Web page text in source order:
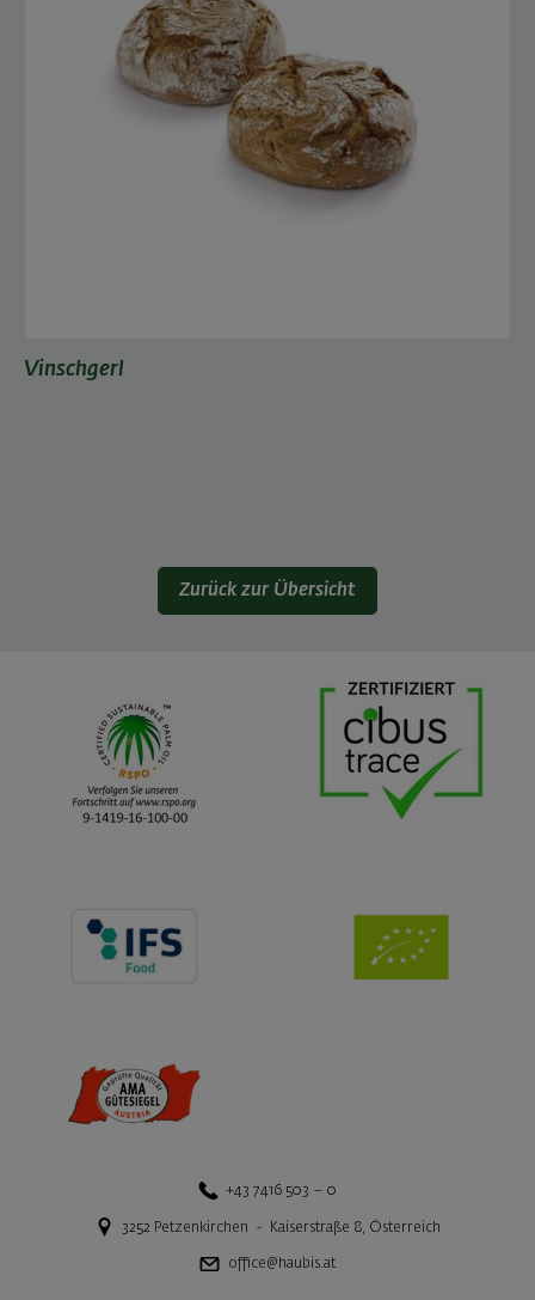
Vinschgerl
Zurück zur Übersicht
+43 7416 503 – 0
3252 Petzenkirchen - Kaiserstraße 8, Österreich
office@haubis.at